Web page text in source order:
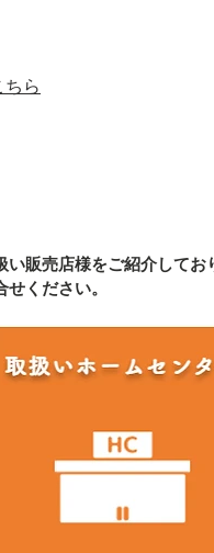
ちら
い販売店様をご紹介してお
せください。